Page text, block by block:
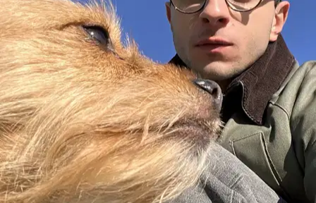
Filtri
Ha una casa (esclude appartamenti)
Giardino recintato
Non possiede cani
Non possiede gatti
Un solo cliente alla volta
Non ha bambini
Servizi di passeggiata cani a Venice, Italia
Sfoglia i pet sitter a Venice, Italia, confronta e trova la soluzione
giusta per il tuo animale.
12+ sitter verificati
5,0